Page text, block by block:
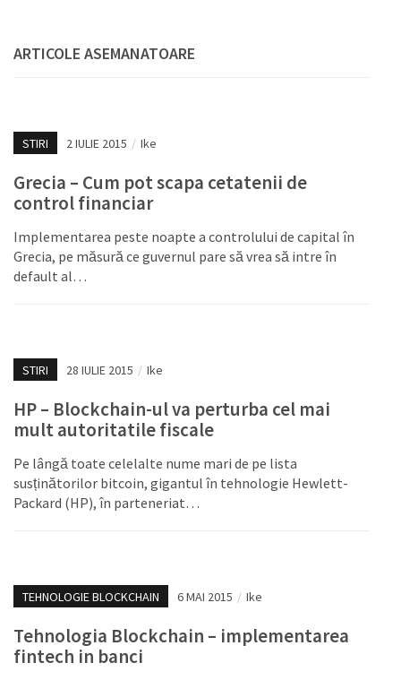
ARTICOLE ASEMANATOARE
STIRI 2 IULIE 2015 / Ike
Grecia – Cum pot scapa cetatenii de
control financiar
Implementarea peste noapte a controlului de capital în
Grecia, pe măsură ce guvernul pare să vrea să intre în
default al…
STIRI 28 IULIE 2015 / Ike
HP – Blockchain-ul va perturba cel mai
mult autoritatile fiscale
Pe lângă toate celelalte nume mari de pe lista
susținătorilor bitcoin, gigantul în tehnologie Hewlett-
Packard (HP), în parteneriat…
TEHNOLOGIE BLOCKCHAIN 6 MAI 2015 / Ike
Tehnologia Blockchain – implementarea
fintech in banci